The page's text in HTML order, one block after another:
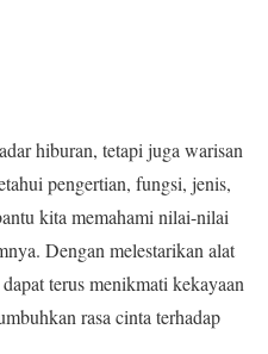
hiburan, tetapi juga warisan
pengertian, fungsi, jenis,
kita memahami nilai-nilai
Dengan melestarikan alat
terus menikmati kekayaan
rasa cinta terhadap